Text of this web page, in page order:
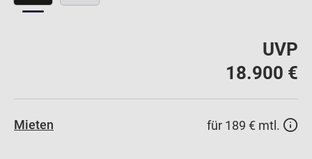
UVP
18.900 €
Mieten für 189 € mtl.